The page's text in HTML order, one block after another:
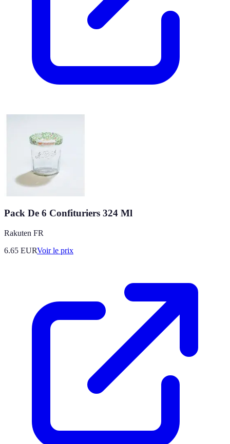
Pack De 6 Confituriers 324 Ml
Rakuten FR
6.65 EURVoir le prix